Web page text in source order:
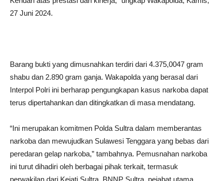
27 Juni 2024.
Barang bukti yang dimusnahkan terdiri dari 4.375,0047 gram
shabu dan 2.890 gram ganja. Wakapolda yang berasal dari
Interpol Polri ini berharap pengungkapan kasus narkoba dapat
terus dipertahankan dan ditingkatkan di masa mendatang.
“Ini merupakan komitmen Polda Sultra dalam memberantas
narkoba dan mewujudkan Sulawesi Tenggara yang bebas dari
peredaran gelap narkoba,” tambahnya. Pemusnahan narkoba
ini turut dihadiri oleh berbagai pihak terkait, termasuk
perwakilan dari Kejati Sultra, BNNP Sultra, pejabat utama